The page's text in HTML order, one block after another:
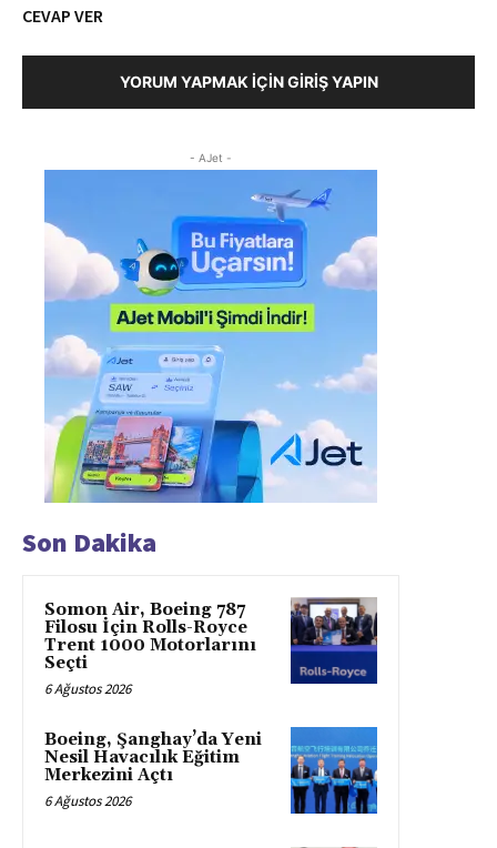
CEVAP VER
YORUM YAPMAK İÇIN GIRIŞ YAPIN
- AJet -
Son Dakika
Somon Air, Boeing 787
Filosu İçin Rolls-Royce
Trent 1000 Motorlarını
Seçti
6 Ağustos 2026
Boeing, Şanghay’da Yeni
Nesil Havacılık Eğitim
Merkezini Açtı
6 Ağustos 2026